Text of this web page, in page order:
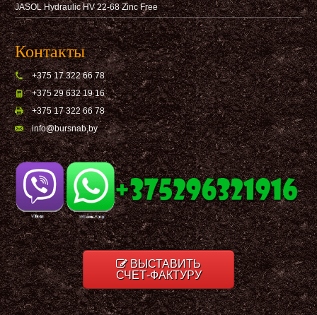
JASOL Hydraulic HV 22-68 Zinc Free
Контакты
+375 17 322 66 78
+375 29 632 19 16
+375 17 322 66 78
info@bursnab,by
ВЫСТАВИТЬ
СЧЕТ-ФАКТУРУ